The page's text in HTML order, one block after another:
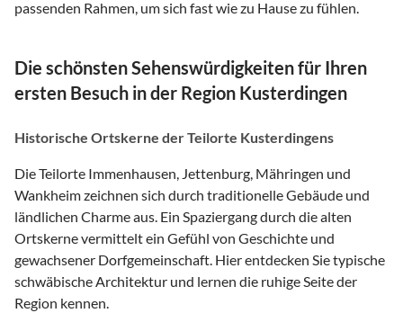
passenden Rahmen, um sich fast wie zu Hause zu fühlen.
Die schönsten Sehenswürdigkeiten für Ihren
ersten Besuch in der Region Kusterdingen
Historische Ortskerne der Teilorte Kusterdingens
Die Teilorte Immenhausen, Jettenburg, Mähringen und
Wankheim zeichnen sich durch traditionelle Gebäude und
ländlichen Charme aus. Ein Spaziergang durch die alten
Ortskerne vermittelt ein Gefühl von Geschichte und
gewachsener Dorfgemeinschaft. Hier entdecken Sie typische
schwäbische Architektur und lernen die ruhige Seite der
Region kennen.